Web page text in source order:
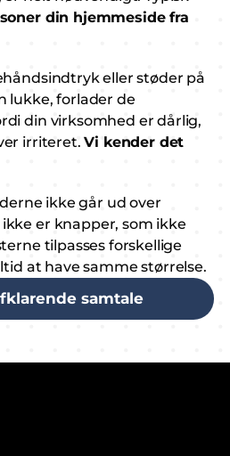
din hjemmeside fra
eller støder på
lukke, forlader de
din virksomhed er dårlig,
irriteret. Vi kender det
ikke går ud over
er knapper, som ikke
tilpasses forskellige
at have samme størrelse.
samtale